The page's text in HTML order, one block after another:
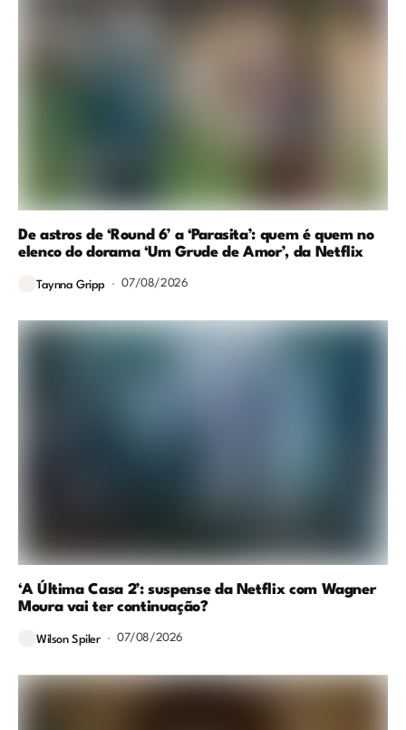
De astros de ‘Round 6’ a ‘Parasita’: quem é quem no
elenco do dorama ‘Um Grude de Amor’, da Netflix
Taynna Gripp 07/08/2026
‘A Última Casa 2’: suspense da Netflix com Wagner
Moura vai ter continuação?
Wilson Spiler 07/08/2026